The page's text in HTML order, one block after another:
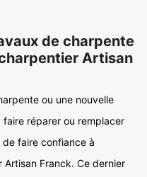
de charpente
Artisan
ou une nouvelle
réparer ou remplacer
faire confiance à
Artisan Franck. Ce dernier